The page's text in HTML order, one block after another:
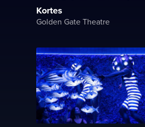
Kortes
Golden Gate Theatre